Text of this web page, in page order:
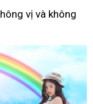
vị và không